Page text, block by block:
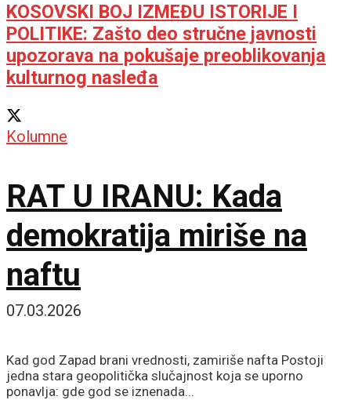
KOSOVSKI BOJ IZMEĐU ISTORIJE I
POLITIKE: Zašto deo stručne javnosti
upozorava na pokušaje preoblikovanja
kulturnog nasleđa
Kolumne
RAT U IRANU: Kada
demokratija miriše na
naftu
07.03.2026
Kad god Zapad brani vrednosti, zamiriše nafta Postoji
jedna stara geopolitička slučajnost koja se uporno
ponavlja: gde god se iznenada...